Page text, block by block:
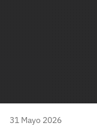
31 Mayo 2026